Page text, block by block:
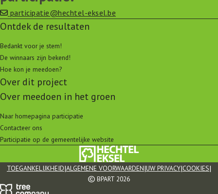
participatie@hechtel-eksel.be
Ontdek de resultaten
Bedankt voor je stem!
De winnaars zijn bekend!
Hoe kon je meedoen?
Over dit project
Over meedoen in het groen
Naar homepagina participatie
Contacteer ons
Participatie op de gemeentelijke website
TOEGANKELIJKHEID|ALGEMENE VOORWAARDEN|UW PRIVACY|COOKIES|
BPART 2026